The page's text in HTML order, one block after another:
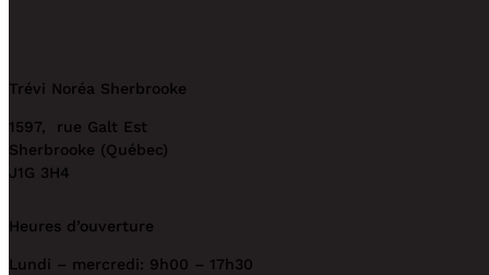
Trévi Noréa Sherbrooke
1597, rue Galt Est
Sherbrooke (Québec)
J1G 3H4
Heures d’ouverture
Lundi – mercredi: 9h00 – 17h30